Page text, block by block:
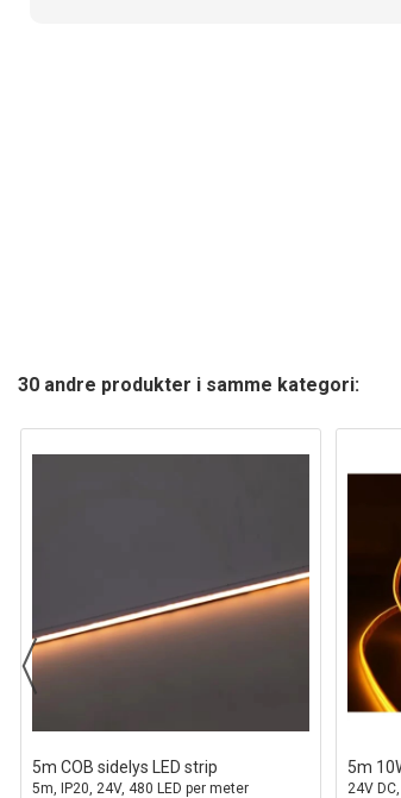
30 andre produkter i samme kategori:
5m COB sidelys LED strip
5m, IP20, 24V, 480 LED per meter
5m
24V